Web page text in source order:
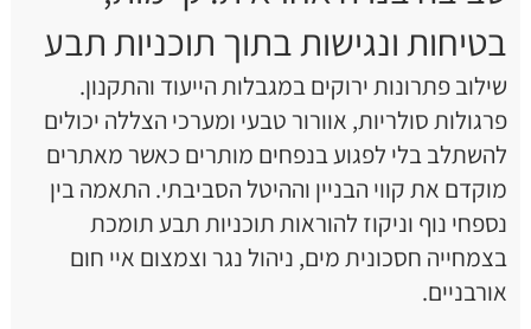
בטיחות ונגישות בתוך תוכניות תבע
שילוב פתרונות ירוקים במגבלות הייעוד והתקנון.
פרגולות סולריות, אוורור טבעי ומערכי הצללה יכולים
להשתלב בלי לפגוע בנפחים מותרים כאשר מאתרים
מוקדם את קווי הבניין וההיטל הסביבתי. התאמה בין
נספחי נוף וניקוז להוראות תוכניות תבע תומכת
בצמחייה חסכונית מים, ניהול נגר וצמצום איי חום
אורבניים.